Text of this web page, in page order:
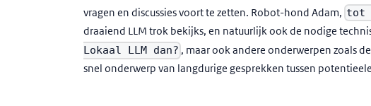
vragen en discussies voort te zetten. Robot-hond Adam, tot
draaiend LLM trok bekijks, en natuurlijk ook de nodige
Lokaal LLM dan? , maar ook andere onderwerpen zoals
snel onderwerp van langdurige gesprekken tussen